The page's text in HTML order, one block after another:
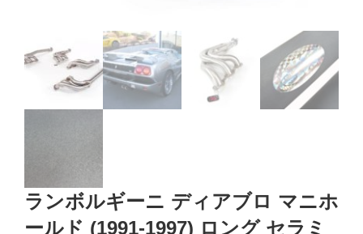
ランボルギーニ ディアブロ マニホ
ールド (1991-1997) ロング セラミ